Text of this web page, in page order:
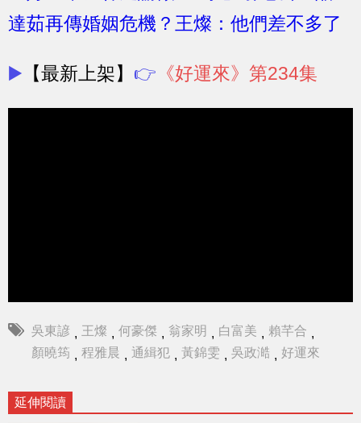
達茹再傳婚姻危機？王燦：他們差不多了
▶️ 【最新上架】 👉 《好運來》第234集
吳東諺 , 王燦 , 何豪傑 , 翁家明 , 白富美 , 賴芊合 ,
顏曉筠 , 程雅晨 , 通緝犯 , 黃錦雯 , 吳政澔 , 好運來
延伸閱讀